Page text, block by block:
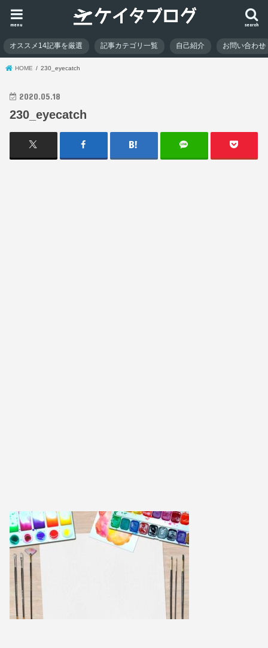
search
menu
オススメ14記事を厳選 記事カテゴリ一覧 自己紹介 お問い合わせ
HOME 230_eyecatch
2020.05.18
230_eyecatch